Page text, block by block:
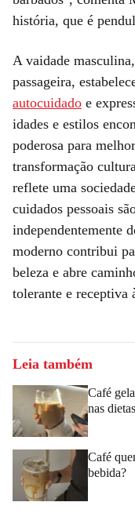
história, que é
A vaidade
passageira,
autocuidado e
idades e estilos
poderosa para
transformação
reflete uma
cuidados pessoais
independentemente
moderno contribui
beleza e abre
tolerante e receptiva
Leia também
Café
nas dietas
Café
bebida?